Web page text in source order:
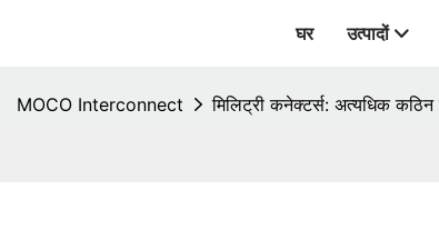
घर उत्पादों
MOCO Interconnect मिलिट्री कनेक्टर्स: अत्यधिक कठिन